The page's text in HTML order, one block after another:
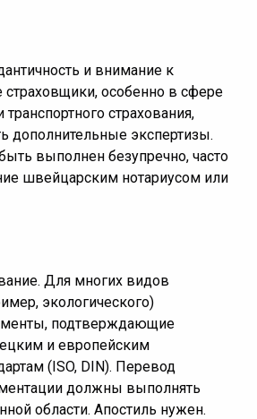
и внимание к
особенно в сфере
страхования,
дополнительные экспертизы.
выполнен безупречно, часто
швейцарским нотариусом или
Для многих видов
экологического)
подтверждающие
и европейским
(ISO, DIN). Перевод
должны выполнять
области. Апостиль нужен.